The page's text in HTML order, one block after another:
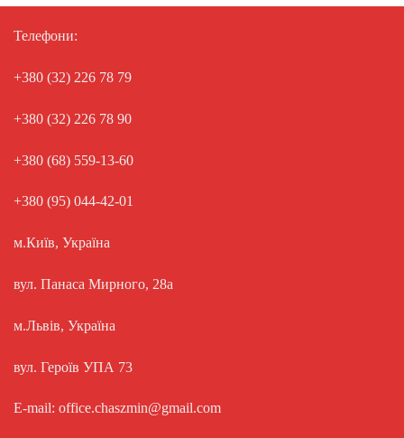
Телефони:
+380 (32) 226 78 79
+380 (32) 226 78 90
+380 (68) 559-13-60
+380 (95) 044-42-01
м.Київ, Україна
вул. Панаса Мирного, 28а
м.Львів, Україна
вул. Героїв УПА 73
E-mail: office.chaszmin@gmail.com